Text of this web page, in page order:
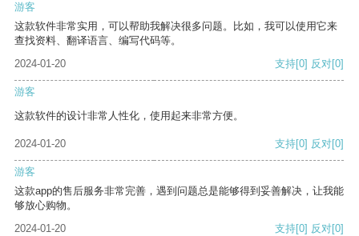
游客
这款软件非常实用，可以帮助我解决很多问题。比如，我可以使用它来
查找资料、翻译语言、编写代码等。
2024-01-20
支持[0] 反对[0]
游客
这款软件的设计非常人性化，使用起来非常方便。
2024-01-20 支持[0] 反对[0]
游客
这款app的售后服务非常完善，遇到问题总是能够得到妥善解决，让我能
够放心购物。
2024-01-20
支持[0] 反对[0]